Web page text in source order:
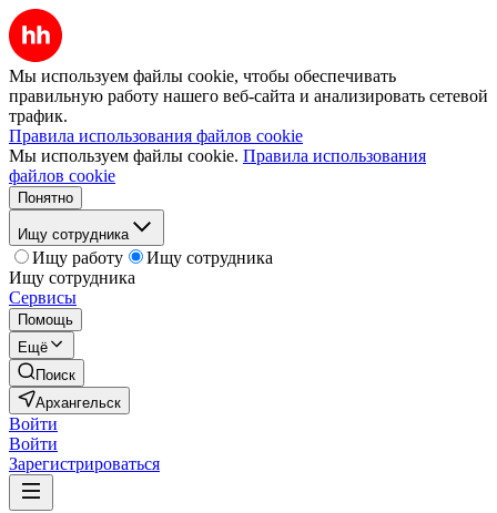
Мы используем файлы cookie, чтобы обеспечивать
правильную работу нашего веб-сайта и анализировать сетевой
трафик.
Правила использования файлов cookie
Мы используем файлы cookie. Правила использования
файлов cookie
Понятно
Ищу сотрудника
Ищу работу
Ищу сотрудника
Ищу сотрудника
Сервисы
Помощь
Ещё
Поиск
Архангельск
Войти
Войти
Зарегистрироваться